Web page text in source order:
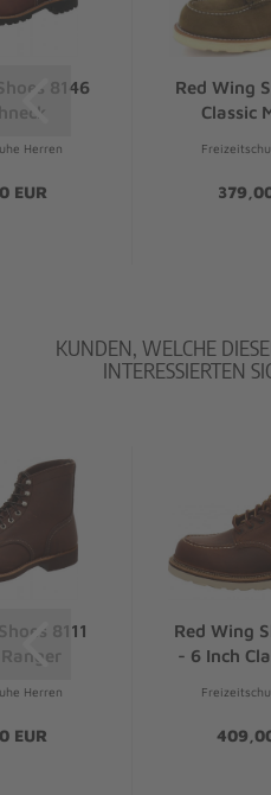
8146
Herren
EUR
Red Wing
Classic
KUNDEN, WELCHE
INTERESSIERTEN
8111
Herren
EUR
Red Wing
- 6 Inch